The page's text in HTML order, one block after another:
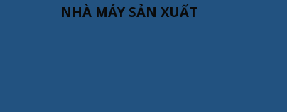
NHÀ MÁY SẢN XUẤT